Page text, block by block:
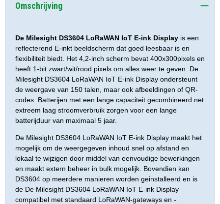
Omschrijving
De Milesight DS3604 LoRaWAN IoT E-ink Display is een
reflecterend E-inkt beeldscherm dat goed leesbaar is en
flexibiliteit biedt. Het 4,2-inch scherm bevat 400x300pixels en
heeft 1-bit zwart/wit/rood pixels om alles weer te geven. De
Milesight DS3604 LoRaWAN IoT E-ink Display ondersteunt
de weergave van 150 talen, maar ook afbeeldingen of QR-
codes. Batterijen met een lange capaciteit gecombineerd net
extreem laag stroomverbruik zorgen voor een lange
batterijduur van maximaal 5 jaar.
De Milesight DS3604 LoRaWAN IoT E-ink Display maakt het
mogelijk om de weergegeven inhoud snel op afstand en
lokaal te wijzigen door middel van eenvoudige bewerkingen
en maakt extern beheer in bulk mogelijk. Bovendien kan
DS3604 op meerdere manieren worden geinstalleerd en is
de De Milesight DS3604 LoRaWAN IoT E-ink Display
compatibel met standaard LoRaWAN-gateways en -